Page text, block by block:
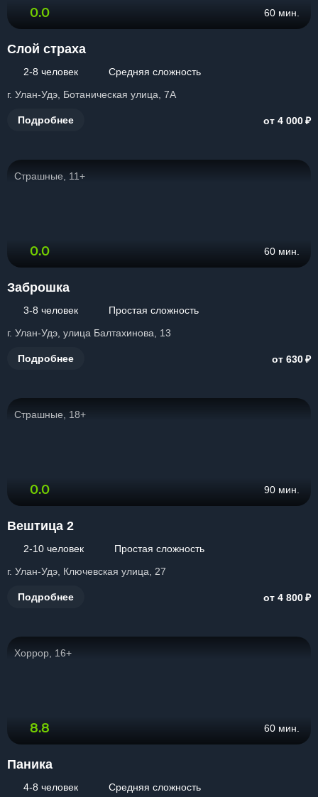
0.0 60 мин.
Слой страха
2-8 человек
Средняя сложность
г. Улан-Удэ, Ботаническая улица, 7А
Подробнее от 4 000₽
Страшные, 11+
0.0 60 мин.
Заброшка
3-8 человек
Простая сложность
г. Улан-Удэ, улица Балтахинова, 13
Подробнее от 630₽
Страшные, 18+
0.0 90 мин.
Вештица 2
2-10 человек
Простая сложность
г. Улан-Удэ, Ключевская улица, 27
Подробнее от 4 800₽
Хоррор, 16+
8.8 60 мин.
Паника
4-8 человек
Средняя сложность